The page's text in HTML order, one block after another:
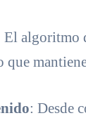
El algoritmo
: Desde